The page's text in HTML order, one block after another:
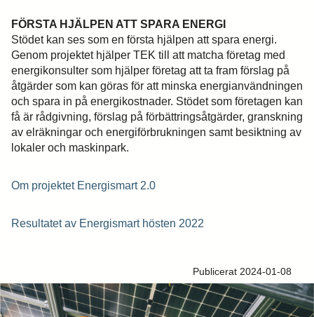
FÖRSTA HJÄLPEN ATT SPARA ENERGI
Stödet kan ses som en första hjälpen att spara energi.
Genom projektet hjälper TEK till att matcha företag med
energikonsulter som hjälper företag att ta fram förslag på
åtgärder som kan göras för att minska energianvändningen
och spara in på energikostnader. Stödet som företagen kan
få är rådgivning, förslag på förbättringsåtgärder, granskning
av elräkningar och energiförbrukningen samt besiktning av
lokaler och maskinpark.
Om projektet Energismart 2.0
Resultatet av Energismart hösten 2022
Publicerat 2024-01-08
Hittar du inte utbildningen du söker?